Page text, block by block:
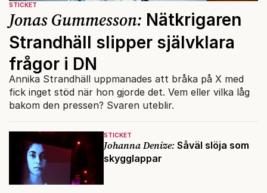
STICKET
Johanna Denize: Såväl slöja som
skygglappar
STICKET
Jonas Gummesson: Nätkrigaren
Strandhäll slipper självklara
frågor i DN
Annika Strandhäll uppmanades att bråka på X med
fick inget stöd när hon gjorde det. Vem eller vilka låg
bakom den pressen? Svaren uteblir.